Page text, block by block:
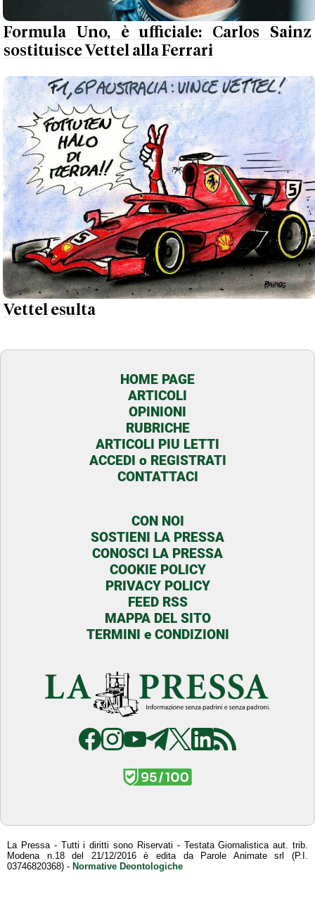
Formula Uno, è ufficiale: Carlos Sainz
sostituisce Vettel alla Ferrari
Vettel esulta
HOME PAGE
ARTICOLI
OPINIONI
RUBRICHE
ARTICOLI PIU LETTI
ACCEDI o REGISTRATI
CONTATTACI
CON NOI
SOSTIENI LA PRESSA
CONOSCI LA PRESSA
COOKIE POLICY
PRIVACY POLICY
FEED RSS
MAPPA DEL SITO
TERMINI e CONDIZIONI
La Pressa - Tutti i diritti sono Riservati - Testata Giornalistica aut. trib.
Modena n.18 del 21/12/2016 è edita da Parole Animate srl (P.I.
03746820368) - Normative Deontologiche